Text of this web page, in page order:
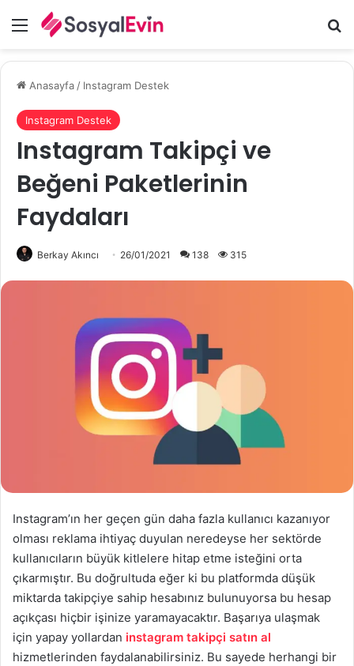
Menü
Anasayfa / Instagram Destek
Instagram Destek
Instagram Takipçi ve
Beğeni Paketlerinin
Faydaları
Berkay Akıncı 26/01/2021 138 315
Instagram’ın her geçen gün daha fazla kullanıcı kazanıyor
olması reklama ihtiyaç duyulan neredeyse her sektörde
kullanıcıların büyük kitlelere hitap etme isteğini orta
çıkarmıştır. Bu doğrultuda eğer ki bu platformda düşük
miktarda takipçiye sahip hesabınız bulunuyorsa bu hesap
açıkçası hiçbir işinize yaramayacaktır. Başarıya ulaşmak
için yapay yollardan instagram takipçi satın al
hizmetlerinden faydalanabilirsiniz. Bu sayede herhangi bir